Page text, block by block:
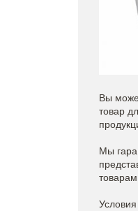
Вы
товар
Мы